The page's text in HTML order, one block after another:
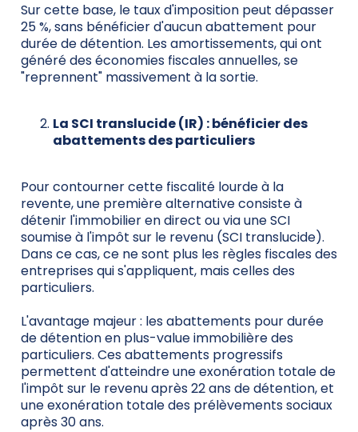
Sur cette base, le taux d'imposition peut dépasser
25 %, sans bénéficier d'aucun abattement pour
durée de détention. Les amortissements, qui ont
généré des économies fiscales annuelles, se
"reprennent" massivement à la sortie.
La SCI translucide (IR) : bénéficier des
abattements des particuliers
Pour contourner cette fiscalité lourde à la
revente, une première alternative consiste à
détenir l'immobilier en direct ou via une SCI
soumise à l'impôt sur le revenu (SCI translucide).
Dans ce cas, ce ne sont plus les règles fiscales des
entreprises qui s'appliquent, mais celles des
particuliers.
L'avantage majeur : les abattements pour durée
de détention en plus-value immobilière des
particuliers. Ces abattements progressifs
permettent d'atteindre une exonération totale de
l'impôt sur le revenu après 22 ans de détention, et
une exonération totale des prélèvements sociaux
après 30 ans.